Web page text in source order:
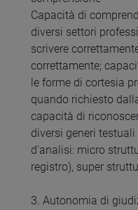
Capacità di
diversi settori
scrivere
correttamente;
le forme di cortesia
quando richiesto
capacità di
diversi generi
d'analisi: micro
registro), super
3. Autonomia di